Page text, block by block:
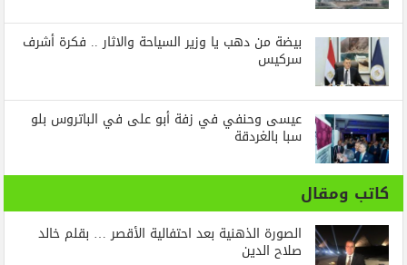
بيضة من دهب يا وزير السياحة والاثار .. فكرة أشرف
سركيس
عيسى وحنفي في زفة أبو على في الباتروس بلو
سبا بالغردقة
كاتب ومقال
الصورة الذهنية بعد احتفالية الأقصر … بقلم خالد
صلاح الدين